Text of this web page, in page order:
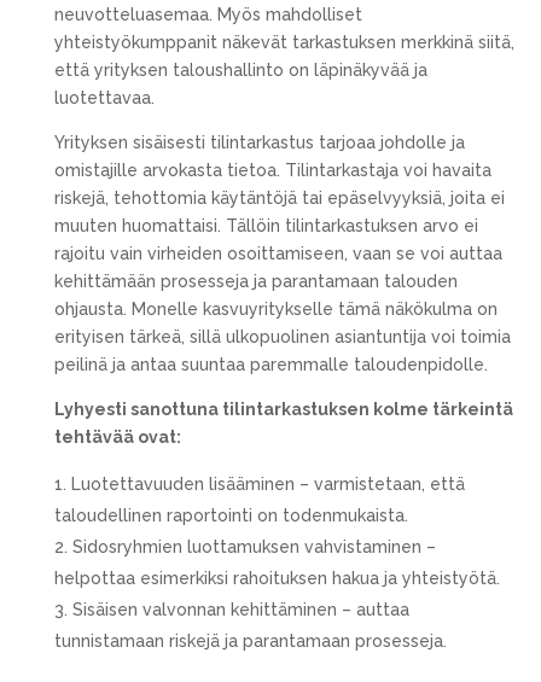
neuvotteluasemaa. Myös mahdolliset
yhteistyökumppanit näkevät tarkastuksen merkkinä siitä,
että yrityksen taloushallinto on läpinäkyvää ja
luotettavaa.
Yrityksen sisäisesti tilintarkastus tarjoaa johdolle ja
omistajille arvokasta tietoa. Tilintarkastaja voi havaita
riskejä, tehottomia käytäntöjä tai epäselvyyksiä, joita ei
muuten huomattaisi. Tällöin tilintarkastuksen arvo ei
rajoitu vain virheiden osoittamiseen, vaan se voi auttaa
kehittämään prosesseja ja parantamaan talouden
ohjausta. Monelle kasvuyritykselle tämä näkökulma on
erityisen tärkeä, sillä ulkopuolinen asiantuntija voi toimia
peilinä ja antaa suuntaa paremmalle taloudenpidolle.
Lyhyesti sanottuna tilintarkastuksen kolme tärkeintä
tehtävää ovat:
Luotettavuuden lisääminen – varmistetaan, että
taloudellinen raportointi on todenmukaista.
Sidosryhmien luottamuksen vahvistaminen –
helpottaa esimerkiksi rahoituksen hakua ja yhteistyötä.
Sisäisen valvonnan kehittäminen – auttaa
tunnistamaan riskejä ja parantamaan prosesseja.